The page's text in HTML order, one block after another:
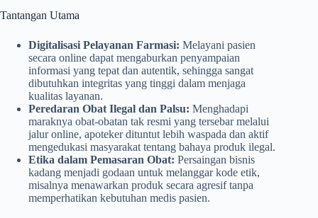
Tantangan Utama
Digitalisasi Pelayanan Farmasi: Melayani pasien
secara online dapat mengaburkan penyampaian
informasi yang tepat dan autentik, sehingga sangat
dibutuhkan integritas yang tinggi dalam menjaga
kualitas layanan.
Peredaran Obat Ilegal dan Palsu: Menghadapi
maraknya obat-obatan tak resmi yang tersebar melalui
jalur online, apoteker dituntut lebih waspada dan aktif
mengedukasi masyarakat tentang bahaya produk ilegal.
Etika dalam Pemasaran Obat: Persaingan bisnis
kadang menjadi godaan untuk melanggar kode etik,
misalnya menawarkan produk secara agresif tanpa
memperhatikan kebutuhan medis pasien.